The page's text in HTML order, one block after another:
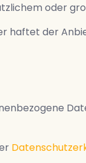
oder
haftet der